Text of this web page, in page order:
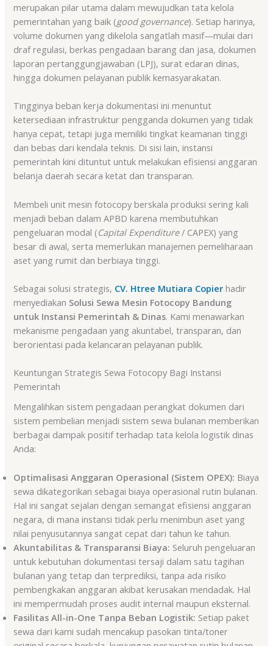
merupakan pilar utama dalam mewujudkan tata kelola
pemerintahan yang baik (good governance). Setiap harinya,
volume dokumen yang dikelola sangatlah masif—mulai dari
draf regulasi, berkas pengadaan barang dan jasa, dokumen
laporan pertanggungjawaban (LPJ), surat edaran dinas,
hingga dokumen pelayanan publik kemasyarakatan.
Tingginya beban kerja dokumentasi ini menuntut
ketersediaan infrastruktur pengganda dokumen yang tidak
hanya cepat, tetapi juga memiliki tingkat keamanan tinggi
dan bebas dari kendala teknis. Di sisi lain, instansi
pemerintah kini dituntut untuk melakukan efisiensi anggaran
belanja daerah secara ketat dan transparan.
Membeli unit mesin fotocopy berskala produksi sering kali
menjadi beban dalam APBD karena membutuhkan
pengeluaran modal (Capital Expenditure/ CAPEX) yang
besar di awal, serta memerlukan manajemen pemeliharaan
aset yang rumit dan berbiaya tinggi.
Sebagai solusi strategis, CV. Htree Mutiara Copier hadir
menyediakan Solusi Sewa Mesin Fotocopy Bandung
untuk Instansi Pemerintah & Dinas. Kami menawarkan
mekanisme pengadaan yang akuntabel, transparan, dan
berorientasi pada kelancaran pelayanan publik.
Keuntungan Strategis Sewa Fotocopy Bagi Instansi
Pemerintah
Mengalihkan sistem pengadaan perangkat dokumen dari
sistem pembelian menjadi sistem sewa bulanan memberikan
berbagai dampak positif terhadap tata kelola logistik dinas
Anda:
Optimalisasi Anggaran Operasional (Sistem OPEX): Biaya
sewa dikategorikan sebagai biaya operasional rutin bulanan.
Hal ini sangat sejalan dengan semangat efisiensi anggaran
negara, di mana instansi tidak perlu menimbun aset yang
nilai penyusutannya sangat cepat dari tahun ke tahun.
Akuntabilitas & Transparansi Biaya: Seluruh pengeluaran
untuk kebutuhan dokumentasi tersaji dalam satu tagihan
bulanan yang tetap dan terprediksi, tanpa ada risiko
pembengkakan anggaran akibat kerusakan mendadak. Hal
ini mempermudah proses audit internal maupun eksternal.
Fasilitas All-in-One Tanpa Beban Logistik: Setiap paket
sewa dari kami sudah mencakup pasokan tinta/toner